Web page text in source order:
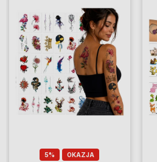
5% OKAZJA